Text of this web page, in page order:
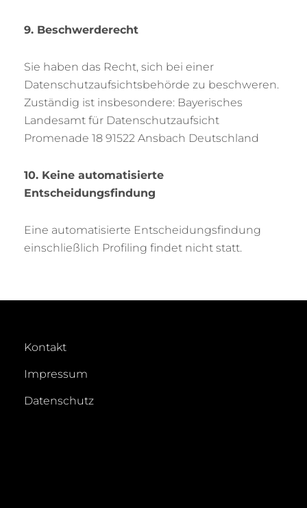
9. Beschwerderecht
Sie haben das Recht, sich bei einer
Datenschutzaufsichtsbehörde zu beschweren.
Zuständig ist insbesondere: Bayerisches
Landesamt für Datenschutzaufsicht
Promenade 18 91522 Ansbach Deutschland
10. Keine automatisierte
Entscheidungsfindung
Eine automatisierte Entscheidungsfindung
einschließlich Profiling findet nicht statt.
Kontakt
Impressum
Datenschutz